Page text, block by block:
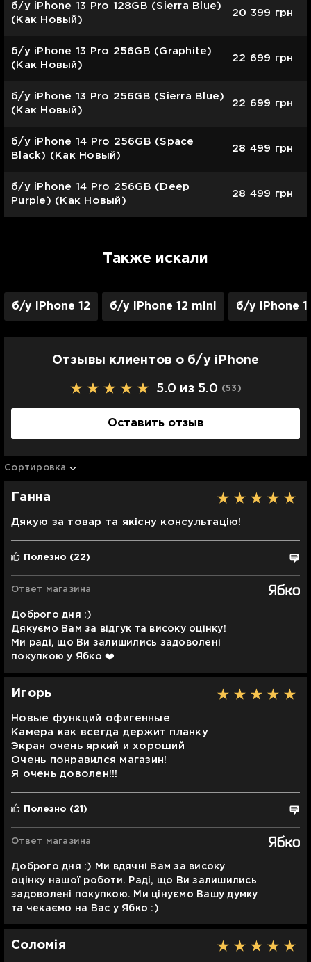
б/у iPhone 13 Pro 128GB (Sierra Blue)
(Как Новый)
20 399 грн
б/у iPhone 13 Pro 256GB (Graphite)
(Как Новый)
22 699 грн
б/у iPhone 13 Pro 256GB (Sierra Blue)
(Как Новый)
22 699 грн
б/у iPhone 14 Pro 256GB (Space
Black) (Как Новый)
28 499 грн
б/у iPhone 14 Pro 256GB (Deep
Purple) (Как Новый)
28 499 грн
Также искали
б/у iPhone 12 б/у iPhone 12 mini б/у iPhone
Отзывы клиентов о б/у iPhone
5.0 из 5.0 (53 )
Оставить отзыв
Сортировка
Ганна
Дякую за товар та якісну консультацію!
Полезно (22)
Ответ магазина
Доброго дня :)
Дякуємо Вам за відгук та високу оцінку!
Ми раді, що Ви залишились задоволені
покупкою у Ябко ❤️
Игорь
Новые функций офигенные
Камера как всегда держит планку
Экран очень яркий и хороший
Очень понравился магазин!
Я очень доволен!!!
Полезно (21)
Ответ магазина
Доброго дня :) Ми вдячні Вам за високу
оцінку нашої роботи. Раді, що Ви залишились
задоволені покупкою. Ми цінуємо Вашу думку
та чекаємо на Вас у Ябко :)
Соломія